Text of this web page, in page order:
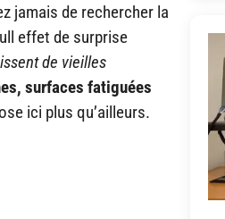
jamais de rechercher la
effet de surprise
de vieilles
surfaces fatiguées
ici plus qu’ailleurs.